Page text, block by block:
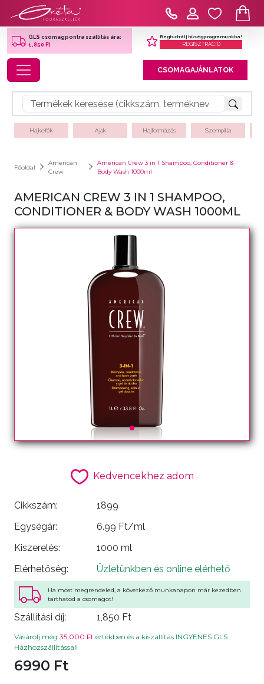
GLS csomagpontra szállítás ára:
1,850 Ft
Regisztrálj hűségprogramunkba!
REGISZTRÁCIÓ
Toggle navigation CSOMAGAJÁNLATOK
Hajkefék Ajak Hajformázás Szempilla
Főoldal
American
Crew
American Crew 3 in 1 Shampoo, Conditioner &
Body Wash 1000ml
AMERICAN CREW 3 IN 1 SHAMPOO,
CONDITIONER & BODY WASH 1000ML
Kedvencekhez adom
Cikkszám:
1899
Egységár:
6.99 Ft/ml
Kiszerelés:
1000 ml
Elérhetőség:
Üzletünkben és online elérhető
Ha most megrendeled, a következő munkanapon már kezedben
tarthatod a csomagot!
Szállítási díj: 1,850 Ft
Vásárolj még 35,000 Ft értékben és a kiszállítás INGYENES GLS
Házhozszállítással!
6990 Ft